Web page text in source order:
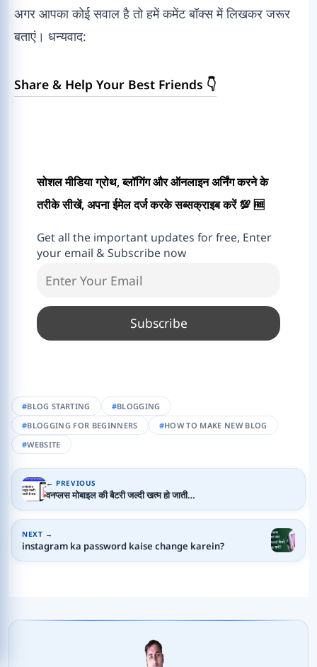
अगर आपका कोई सवाल है तो हमें कमेंट बॉक्स में लिखकर जरूर
बताएं। धन्यवाद:
Share & Help Your Best Friends 👇
सोशल मीडिया ग्रोथ, ब्लॉगिंग और ऑनलाइन अर्निंग करने के
तरीके सीखें, अपना ईमेल दर्ज करके सब्सक्राइब करें 💯 🆓
Get all the important updates for free, Enter
your email & Subscribe now
BLOG STARTING
BLOGGING
BLOGGING FOR BEGINNERS
HOW TO MAKE NEW BLOG
WEBSITE
← PREVIOUS
वनप्लस मोबाइल की बैटरी जल्दी खत्म हो जाती…
NEXT →
instagram ka password kaise change karein?